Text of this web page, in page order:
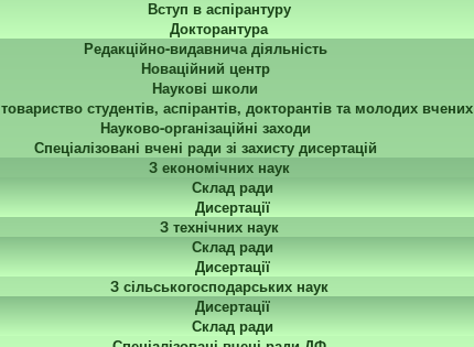
Вступ в аспірантуру
Докторантура
Редакційно-видавнича діяльність
Новаційний центр
Наукові школи
студентів, аспірантів, докторантів та молодих вчених
Науково-організаційні заходи
Спеціалізовані вчені ради зі захисту дисертацій
З економічних наук
Склад ради
Дисертації
З технічних наук
Склад ради
Дисертації
З сільськогосподарських наук
Дисертації
Склад ради